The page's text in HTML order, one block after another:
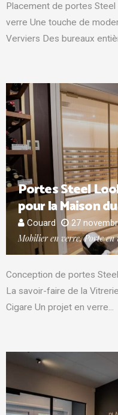
Placement de portes
verre Une touche de
Verviers Des bureaux
Portes Steel
pour la Maison
Couard 27
Mobilier en verre, Porte en
Conception de portes
La savoir-faire de la
Cigare Un projet en verre...